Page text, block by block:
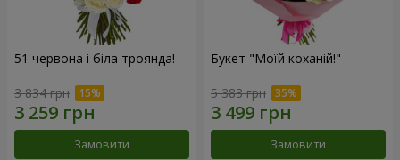
51 червона і біла троянда!
3 834 грн
Замовити
Букет "Моїй коханій!"
5 383 грн
Замовити